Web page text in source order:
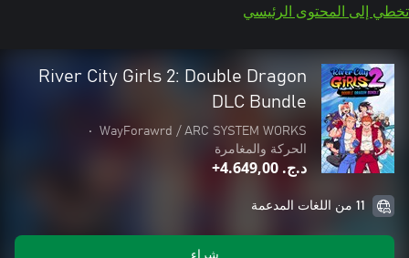
تخطي إلى المحتوى الرئيسي
River City Girls 2: Double Dragon
DLC Bundle
WayForawrd / ARC SYSTEM WORKS
•
الحركة والمغامرة
د.ج.‏ 4.649,00+
11 من اللغات المدعمة
شراء